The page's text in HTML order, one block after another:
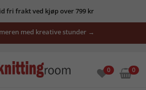
fri frakt ved kjøp over 799 kr
med kreative stunder →
0 0